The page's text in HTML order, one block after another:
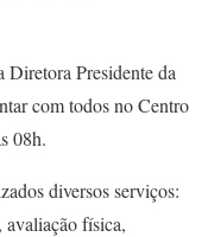
Presidente da
com todos no Centro
08h.
diversos serviços:
física,